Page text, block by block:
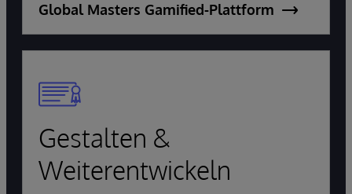
Global Masters Gamified-Plattform
Gestalten &
Weiterentwickeln